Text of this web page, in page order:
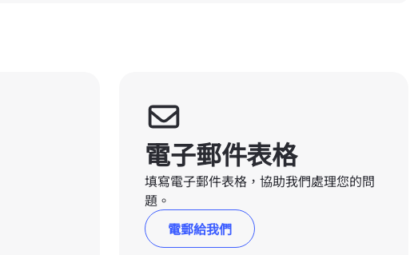
電子郵件表格
填寫電子郵件表格，協助我們處理您的問
題。
電郵給我們